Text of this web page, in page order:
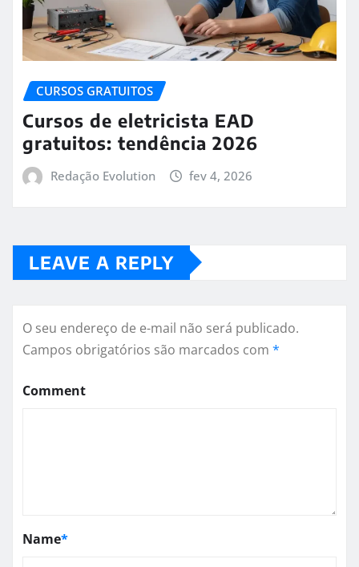
CURSOS GRATUITOS
Cursos de eletricista EAD
gratuitos: tendência 2026
Redação Evolution fev 4, 2026
LEAVE A REPLY
O seu endereço de e-mail não será publicado.
Campos obrigatórios são marcados com *
Comment
Name*